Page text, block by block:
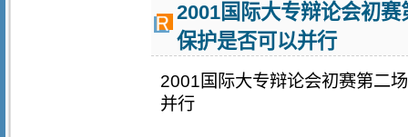
2001国际大专辩论会初
保护是否可以并行
2001国际大专辩论会初赛第二
并行